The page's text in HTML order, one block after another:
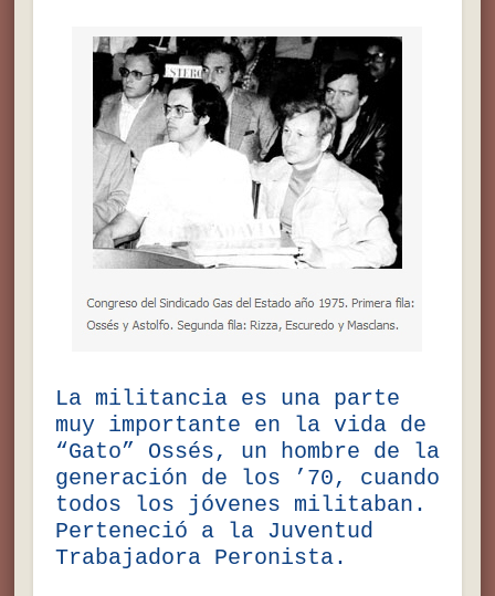
La militancia es una parte
muy importante en la vida de
“Gato” Ossés, un hombre de la
generación de los ’70, cuando
todos los jóvenes militaban.
Perteneció a la Juventud
Trabajadora Peronista.